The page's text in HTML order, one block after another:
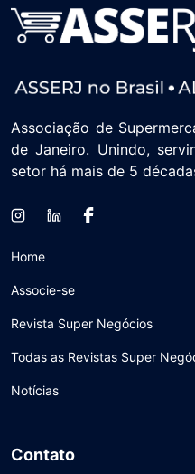
Alimentícios do
Janeiro.
Associação de
de Janeiro. Unindo,
setor há mais de 5
Home
Associe-se
Revista Super Negócios
Todas as Revistas Super
Notícias
Contato